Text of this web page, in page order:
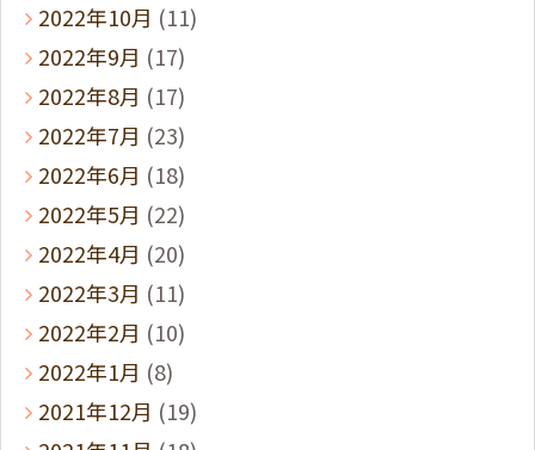
2022年10月 (11)
2022年9月 (17)
2022年8月 (17)
2022年7月 (23)
2022年6月 (18)
2022年5月 (22)
2022年4月 (20)
2022年3月 (11)
2022年2月 (10)
2022年1月 (8)
2021年12月 (19)